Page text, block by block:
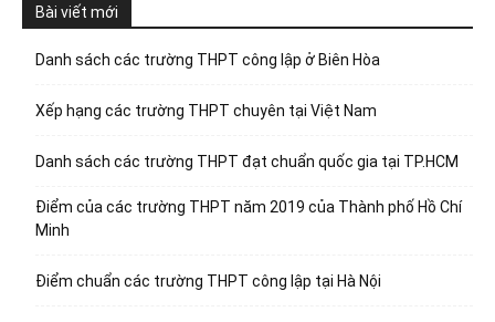
Bài viết mới
Danh sách các trường THPT công lập ở Biên Hòa
Xếp hạng các trường THPT chuyên tại Việt Nam
Danh sách các trường THPT đạt chuẩn quốc gia tại TP.HCM
Điểm của các trường THPT năm 2019 của Thành phố Hồ Chí
Minh
Điểm chuẩn các trường THPT công lập tại Hà Nội